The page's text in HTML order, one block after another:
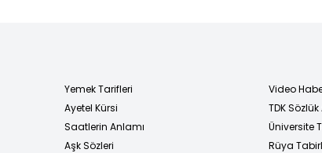
Yemek Tarifleri
Ayetel Kürsi
Saatlerin Anlamı
Aşk Sözleri
Video
TDK
Üniversite
Rüya